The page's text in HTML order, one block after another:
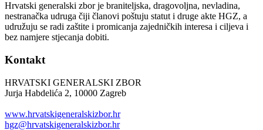
Hrvatski generalski zbor je braniteljska, dragovoljna, nevladina,
nestranačka udruga čiji članovi poštuju statut i druge akte HGZ, a
udružuju se radi zaštite i promicanja zajedničkih interesa i ciljeva i
bez namjere stjecanja dobiti.
Kontakt
HRVATSKI GENERALSKI ZBOR
Jurja Habdelića 2, 10000 Zagreb
www.hrvatskigeneralskizbor.hr
hgz@hrvatskigeneralskizbor.hr